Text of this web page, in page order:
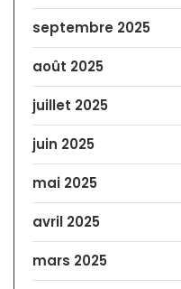
septembre 2025
août 2025
juillet 2025
juin 2025
mai 2025
avril 2025
mars 2025